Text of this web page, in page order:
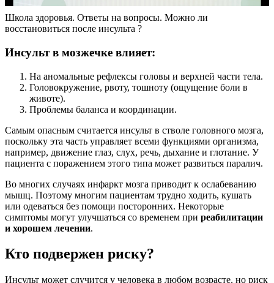
Школа здоровья. Ответы на вопросы. Можно ли
восстановиться после инсульта ?
Инсульт в мозжечке влияет:
На аномальные рефлексы головы и верхней части тела.
Головокружение, рвоту, тошноту (ощущение боли в
животе).
Проблемы баланса и координации.
Самым опасным считается инсульт в стволе головного мозга,
поскольку эта часть управляет всеми функциями организма,
например, движение глаз, слух, речь, дыхание и глотание. У
пациента с поражением этого типа может развиться паралич.
Во многих случаях инфаркт мозга приводит к ослабеванию
мышц. Поэтому многим пациентам трудно ходить, кушать
или одеваться без помощи посторонних. Некоторые
симптомы могут улучшаться со временем при реабилитации
и хорошем лечении.
Кто подвержен риску?
Инсульт может случится у человека в любом возрасте, но риск